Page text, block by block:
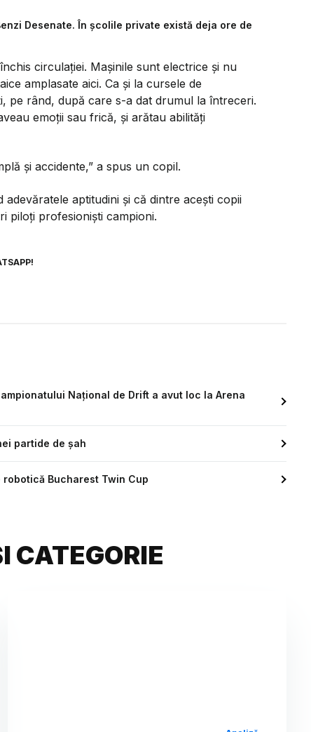
Desenate. În școlile private există deja ore de
circulației. Mașinile sunt electrice și nu
amplasate aici. Ca și la cursele de
pe rând, după care s-a dat drumul la întreceri.
emoții sau frică, și arătau abilități
și accidente,” a spus un copil.
aptitudini și că dintre acești copii
piloți profesioniști campioni.
Național de Drift a avut loc la Arena
partide de șah
Bucharest Twin Cup
CATEGORIE